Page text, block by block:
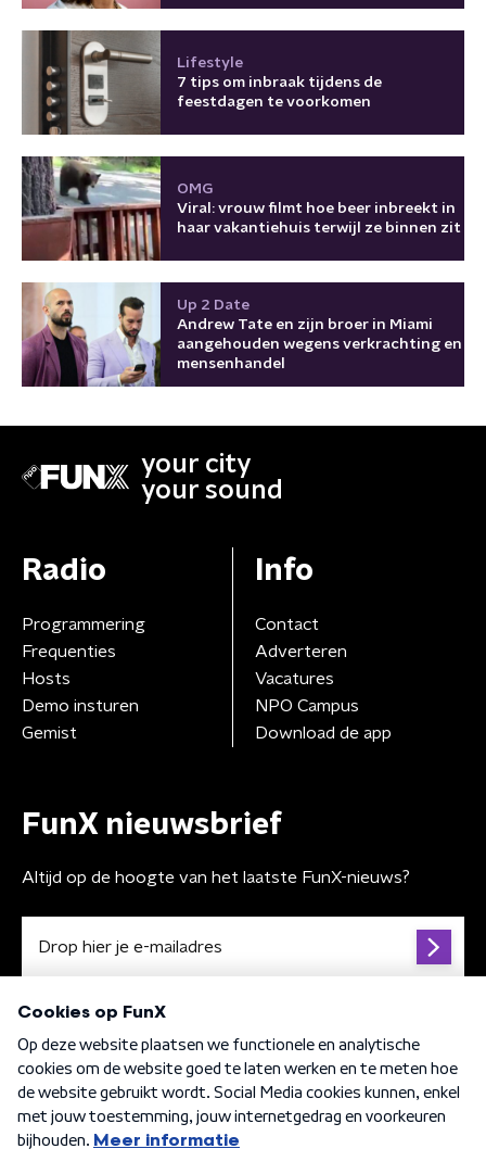
Lifestyle
7 tips om inbraak tijdens de
feestdagen te voorkomen
OMG
Viral: vrouw filmt hoe beer inbreekt in
haar vakantiehuis terwijl ze binnen zit
Up 2 Date
Andrew Tate en zijn broer in Miami
aangehouden wegens verkrachting en
mensenhandel
your city
your sound
Radio
Programmering
Frequenties
Hosts
Demo insturen
Gemist
Info
Contact
Adverteren
Vacatures
NPO Campus
Download de app
FunX nieuwsbrief
Altijd op de hoogte van het laatste FunX-nieuws?
Algemene voorwaarden Privacybeleid